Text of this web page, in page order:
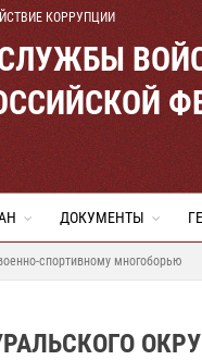
КОРРУПЦИИ
ДОКУМЕНТЫ
спортивному многоборью